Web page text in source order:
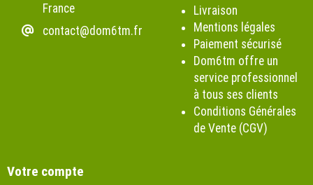
France
contact@dom6tm.fr
Livraison
Mentions légales
Paiement sécurisé
Dom6tm offre un
service professionnel
à tous ses clients
Conditions Générales
de Vente (CGV)
Votre compte